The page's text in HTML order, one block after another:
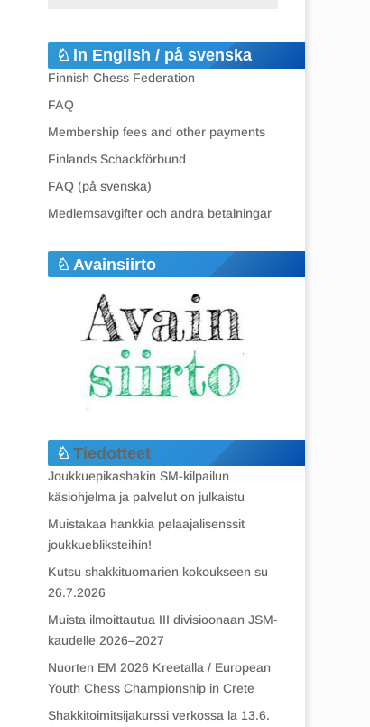
in English / på svenska
Finnish Chess Federation
FAQ
Membership fees and other payments
Finlands Schackförbund
FAQ (på svenska)
Medlemsavgifter och andra betalningar
Avainsiirto
Tiedotteet
Joukkuepikashakin SM-kilpailun
käsiohjelma ja palvelut on julkaistu
Muistakaa hankkia pelaajalisenssit
joukkuebliksteihin!
Kutsu shakkituomarien kokoukseen su
26.7.2026
Muista ilmoittautua III divisioonaan JSM-
kaudelle 2026–2027
Nuorten EM 2026 Kreetalla / European
Youth Chess Championship in Crete
Shakkitoimitsijakurssi verkossa la 13.6.